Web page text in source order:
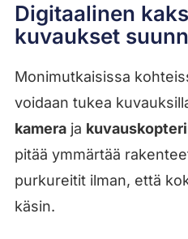
Digitaalinen
kuvaukset
Monimutkaisissa
voidaan tukea
kameraja kuvauskopteri
pitää ymmärtää
purkureitit ilman, että
käsin.